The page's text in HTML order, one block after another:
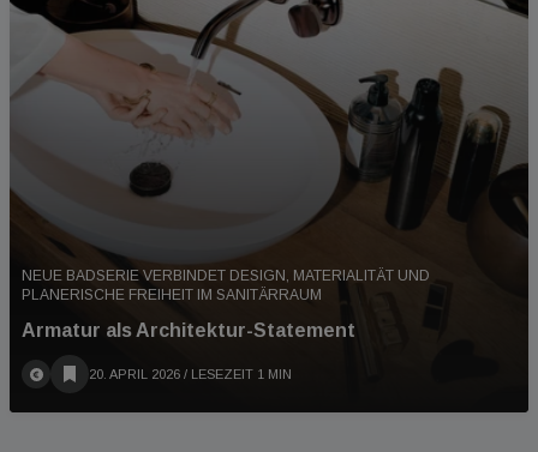
NEUE BADSERIE VERBINDET DESIGN, MATERIALITÄT UND
PLANERISCHE FREIHEIT IM SANITÄRRAUM
Armatur als Architektur-Statement
20. APRIL 2026 / LESEZEIT 1 MIN